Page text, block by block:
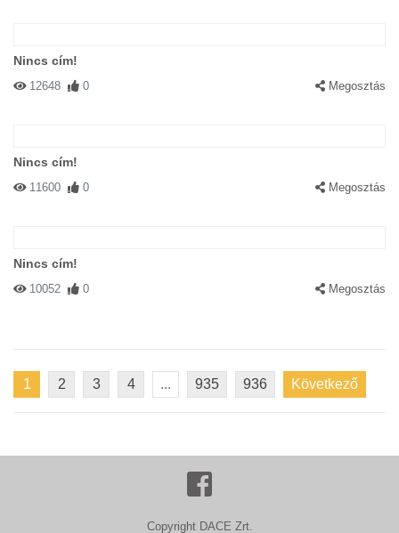
Nincs cím!
12648 0 Megosztás
Nincs cím!
11600 0 Megosztás
Nincs cím!
10052 0 Megosztás
1 2 3 4 ... 935 936 Következő
Copyright DACE Zrt.